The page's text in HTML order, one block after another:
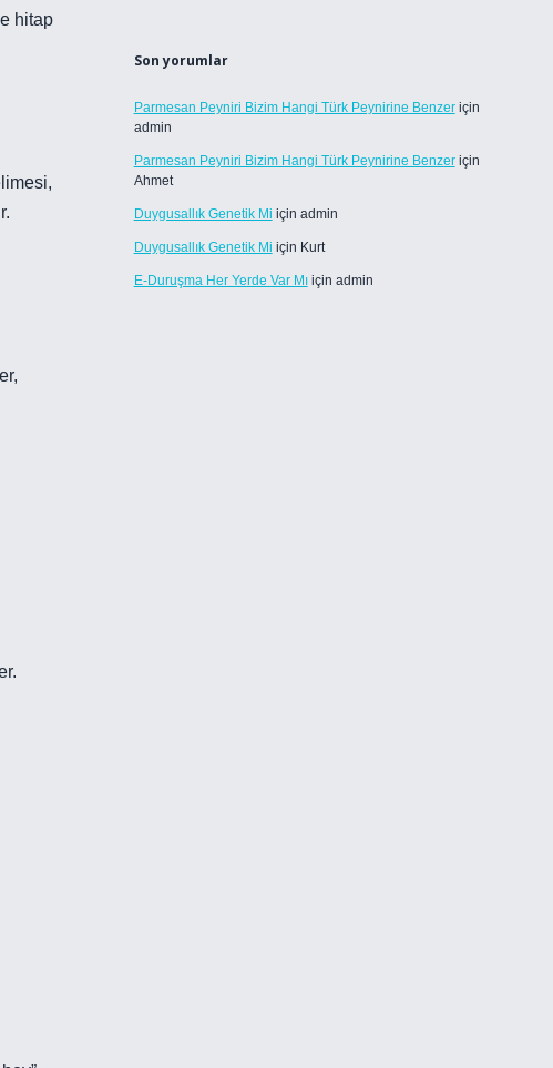
hitap
Son yorumlar
Parmesan Peyniri Bizim Hangi Türk Peynirine Benzeriçin
admin
Parmesan Peyniri Bizim Hangi Türk Peynirine Benzeriçin
Ahmet
Duygusallık Genetik Mi için admin
Duygusallık Genetik Mi için Kurt
E-Duruşma Her Yerde Var Mıiçin admin